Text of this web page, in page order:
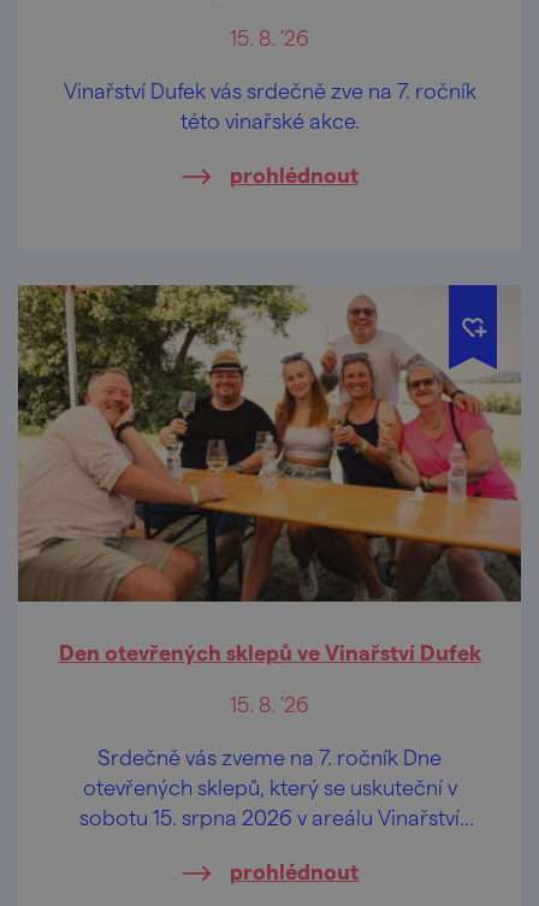
15. 8. '26
Vinařství Dufek vás srdečně zve na 7. ročník
této vinařské akce.
prohlédnout
Den otevřených sklepů ve Vinařství Dufek
15. 8. '26
Srdečně vás zveme na 7. ročník Dne
otevřených sklepů, který se uskuteční v
sobotu 15. srpna 2026 v areálu Vinařství
prohlédnout